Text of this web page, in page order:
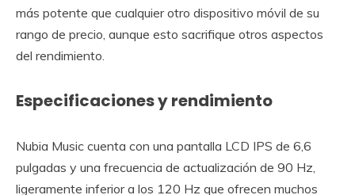
más potente que cualquier otro dispositivo móvil de su
rango de precio, aunque esto sacrifique otros aspectos
del rendimiento.
Especificaciones y rendimiento
Nubia Music cuenta con una pantalla LCD IPS de 6,6
pulgadas y una frecuencia de actualización de 90 Hz,
ligeramente inferior a los 120 Hz que ofrecen muchos